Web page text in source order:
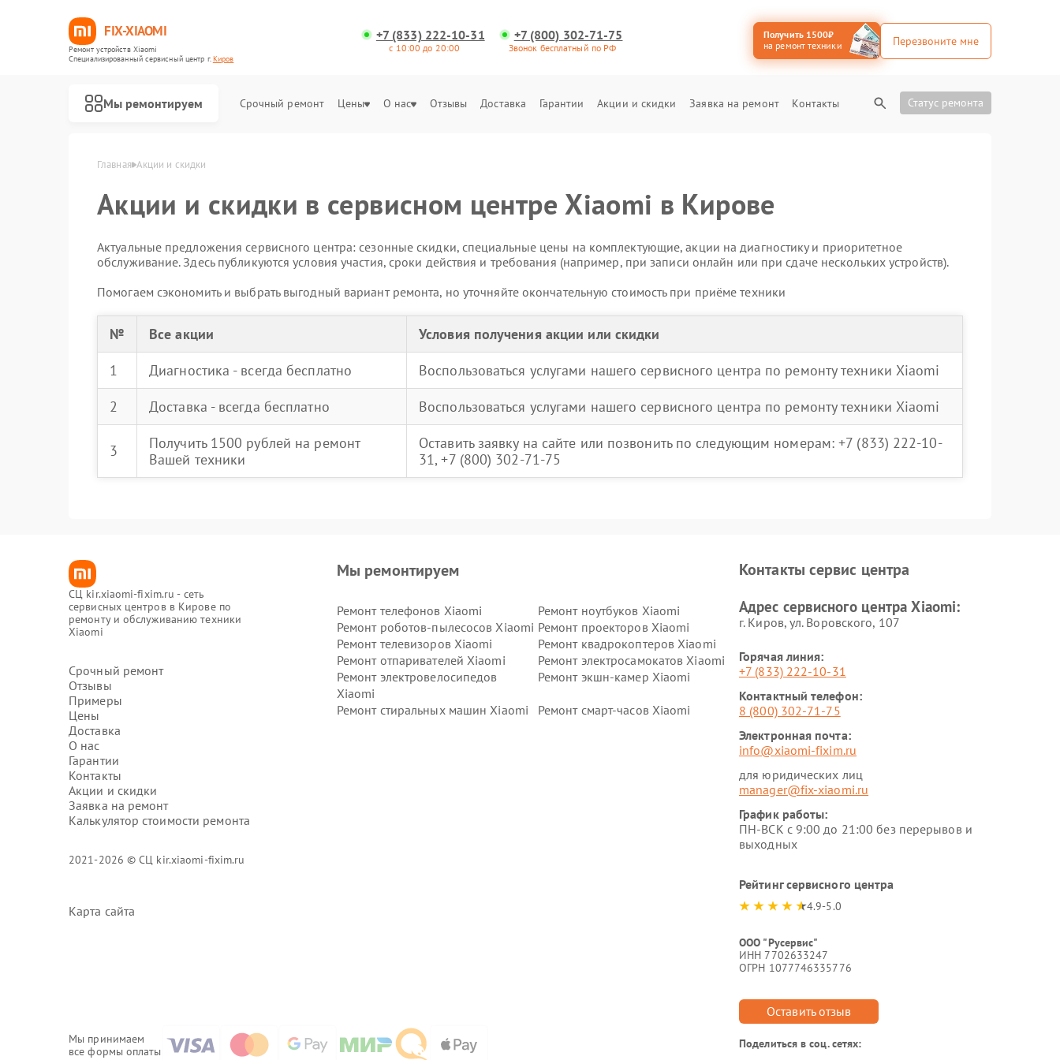
FIX-XIAOMI
Ремонт устройств Xiaomi
Специализированный cервисный центр г.Киров
+7 (833) 222-10-31
с 10:00 до 20:00
+7 (800) 302-71-75
Звонок бесплатный по РФ
Получить 1500₽
на ремонт техники
Перезвоните мне
Мы ремонтируем Срочный ремонт Цены О нас Отзывы Доставка Гарантии Акции и скидки Заявка на ремонт Контакты Статус ремонта
Главная Акции и скидки
Акции и скидки в сервисном центре Xiaomi в Кирове
Актуальные предложения сервисного центра: сезонные скидки, специальные цены на комплектующие, акции на диагностику и приоритетное
обслуживание. Здесь публикуются условия участия, сроки действия и требования (например, при записи онлайн или при сдаче нескольких устройств).
Помогаем сэкономить и выбрать выгодный вариант ремонта, но уточняйте окончательную стоимость при приёме техники
№ Все акции
Условия получения акции или скидки
1
Диагностика - всегда бесплатно
Воспользоваться услугами нашего сервисного центра по ремонту техники Xiaomi
2
Доставка - всегда бесплатно Воспользоваться услугами нашего сервисного центра по ремонту техники Xiaomi
3
Получить 1500 рублей на ремонт
Вашей техники
Оставить заявку на сайте или позвонить по следующим номерам: +7 (833) 222-10-
31, +7 (800) 302-71-75
СЦ kir.xiaomi-fixim.ru - сеть
сервисных центров в Кирове по
ремонту и обслуживанию техники
Xiaomi
Срочный ремонт
Отзывы
Примеры
Цены
Доставка
О нас
Гарантии
Контакты
Акции и скидки
Заявка на ремонт
Калькулятор стоимости ремонта
2021-2026 © СЦ kir.xiaomi-fixim.ru
Карта сайта
Мы принимаем
все формы оплаты
Мы ремонтируем
Ремонт телефонов Xiaomi
Ремонт ноутбуков Xiaomi
Ремонт роботов-пылесосов Xiaomi Ремонт проекторов Xiaomi
Ремонт телевизоров Xiaomi
Ремонт квадрокоптеров Xiaomi
Ремонт отпаривателей Xiaomi
Ремонт электросамокатов Xiaomi
Ремонт электровелосипедов
Xiaomi
Ремонт экшн-камер Xiaomi
Ремонт стиральных машин Xiaomi Ремонт смарт-часов Xiaomi
Контакты сервис центра
Адрес сервисного центра Xiaomi:
г. Киров, ул. Воровского, 107
Горячая линия:
+7 (833) 222-10-31
Контактный телефон:
8 (800) 302-71-75
Электронная почта:
info@xiaomi-fixim.ru
для юридических лиц
manager@fix-xiaomi.ru
График работы:
ПН-ВСК с 9:00 до 21:00 без перерывов и
выходных
Рейтинг сервисного центра
4.9-5.0
ООО "Русервис"
ИНН 7702633247
ОГРН 1077746335776
Оставить отзыв
Поделиться в соц. сетях: